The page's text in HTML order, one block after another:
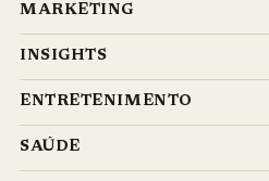
MARKETING
INSIGHTS
ENTRETENIMENTO
SAÚDE